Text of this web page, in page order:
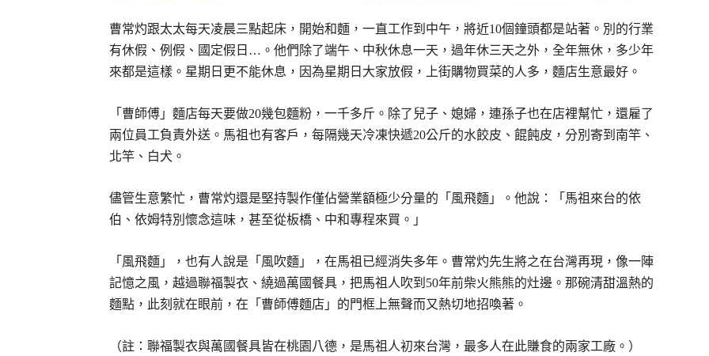
曹常灼跟太太每天凌晨三點起床，開始和麵，一直工作到中午，將近10個鐘頭都是站著。別的行業
有休假、例假、國定假日…。他們除了端午、中秋休息一天，過年休三天之外，全年無休，多少年
來都是這樣。星期日更不能休息，因為星期日大家放假，上街購物買菜的人多，麵店生意最好。
「曹師傅」麵店每天要做20幾包麵粉，一千多斤。除了兒子、媳婦，連孫子也在店裡幫忙，還雇了
兩位員工負責外送。馬祖也有客戶，每隔幾天冷凍快遞20公斤的水餃皮、餛飩皮，分別寄到南竿、
北竿、白犬。
儘管生意繁忙，曹常灼還是堅持製作僅佔營業額極少分量的「風飛麵」。他說：「馬祖來台的依
伯、依姆特別懷念這味，甚至從板橋、中和專程來買。」
「風飛麵」，也有人說是「風吹麵」，在馬祖已經消失多年。曹常灼先生將之在台灣再現，像一陣
記憶之風，越過聯福製衣、繞過萬國餐具，把馬祖人吹到50年前柴火熊熊的灶邊。那碗清甜溫熱的
麵點，此刻就在眼前，在「曹師傅麵店」的門框上無聲而又熱切地招喚著。
（註：聯福製衣與萬國餐具皆在桃園八德，是馬祖人初來台灣，最多人在此賺食的兩家工廠。）